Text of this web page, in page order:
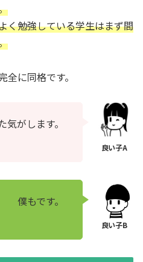
く勉強している学生はまず間
に同格です。
がします。
僕もです。